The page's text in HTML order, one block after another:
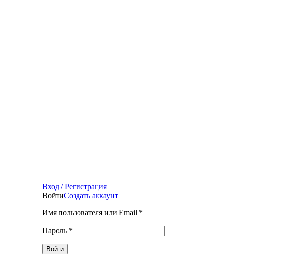
Вход / Регистрация
ВойтиСоздать аккаунт
Имя пользователя или Email *
Пароль *
Войти